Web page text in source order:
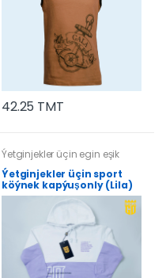
42.25 TMT
Ýetginjekler üçin egin eşik
Ýetginjekler üçin sport
köýnek kapýuşonly (Lila)